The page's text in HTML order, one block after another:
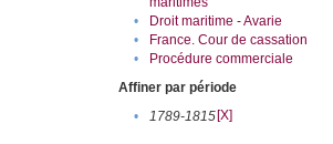
• Droit maritime - Avarie
•
France. Cour de cassation
•
Procédure commerciale
Affiner par période
•
1789-1815[X]